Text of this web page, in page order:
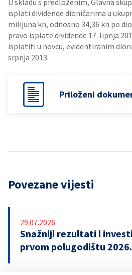
U skladu s predloženim, Glavna
isplati dividende dioničarima u
milijuna kn, odnosno 34,36 kn po
pravo isplate dividende 17. lipnja
isplatiti u novcu, evidentiranim
srpnja 2013.
Priloženi
Povezane vijesti
29.07.2026.
Snažniji rezultati i
prvom polugodištu 2026.